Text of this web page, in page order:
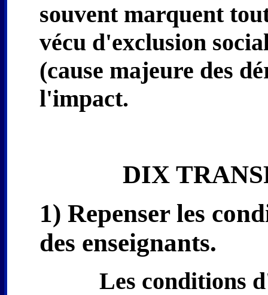
souvent marquent
vécu d'exclusion
(cause majeure des
l'impact.
DIX
1) Repenser les
des enseignants.
Les conditions